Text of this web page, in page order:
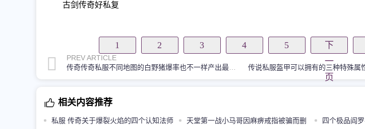
古剑传奇好私复
1 2 3 4 5
下
一
页
PREV ARTICLE
相关内容推荐
私服 传奇关于爆裂火焰的四个认知法师 天堂第一战小马哥因麻痹戒指被骗而删 四个极品阎